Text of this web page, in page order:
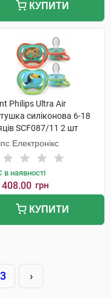
КУПИТИ
Philips Ultra Air
силіконова 6-18
SCF087/11 2 шт
Електронікс
в наявності
408.00 грн
КУПИТИ
3 ›